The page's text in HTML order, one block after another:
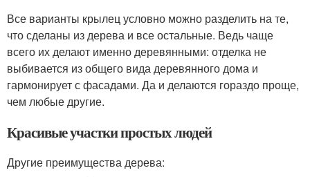
Все варианты крылец условно можно разделить на те,
что сделаны из дерева и все остальные. Ведь чаще
всего их делают именно деревянными: отделка не
выбивается из общего вида деревянного дома и
гармонирует с фасадами. Да и делаются гораздо проще,
чем любые другие.
Красивые участки простых людей
Другие преимущества дерева: